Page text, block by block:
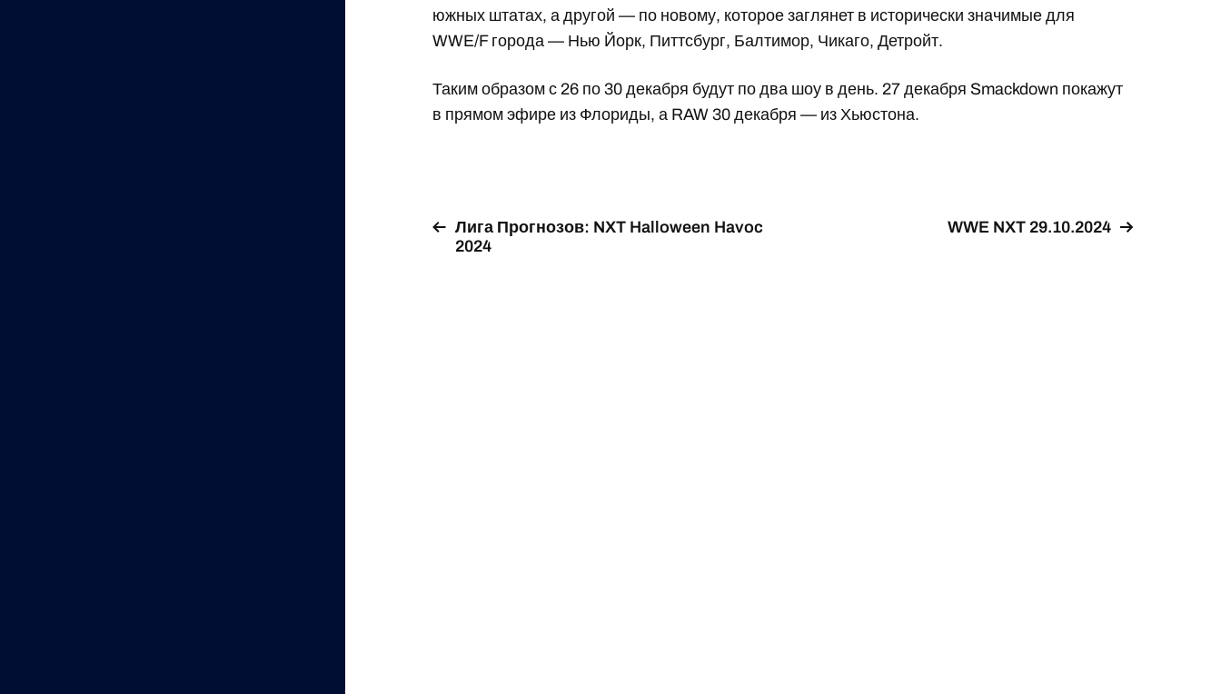
южных штатах, а другой — по новому, которое заглянет в исторически значимые для
WWE/F города — Нью Йорк, Питтсбург, Балтимор, Чикаго, Детройт.
Таким образом с 26 по 30 декабря будут по два шоу в день. 27 декабря Smackdown покажут
в прямом эфире из Флориды, а RAW 30 декабря — из Хьюстона.
Лига Прогнозов: NXT Halloween Havoc
2024
WWE NXT 29.10.2024